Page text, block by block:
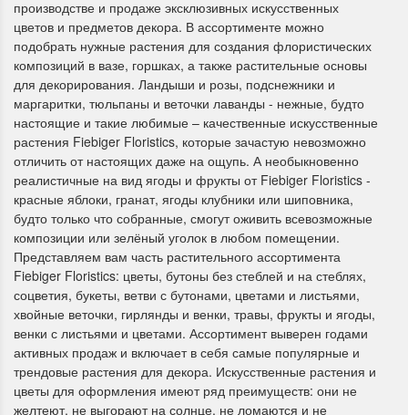
Летние Скидки
!! СКИДКА 20% ‼️ с 1 до 3 июня в
честь первого летнего дня
Чудетство...
ПОДРОБНЕЕ
Анастасия Туманова
1 июня 2024 11:29
Раритеты Дим.
На сайте пополнение
Dimensions
Спешите купить...
ПОДРОБНЕЕ
Анастасия Туманова
22 мая 2024 13:01
производстве и продаже эксклюзивных искусственных
цветов и предметов декора. В ассортименте можно
подобрать нужные растения для создания флористических
композиций в вазе, горшках, а также растительные основы
для декорирования. Ландыши и розы, подснежники и
маргаритки, тюльпаны и веточки лаванды - нежные, будто
настоящие и такие любимые – качественные искусственные
растения Fiebiger Floristics, которые зачастую невозможно
отличить от настоящих даже на ощупь. А необыкновенно
реалистичные на вид ягоды и фрукты от Fiebiger Floristics -
красные яблоки, гранат, ягоды клубники или шиповника,
будто только что собранные, смогут оживить всевозможные
композиции или зелёный уголок в любом помещении.
Представляем вам часть растительного ассортимента
Fiebiger Floristics: цветы, бутоны без стеблей и на стеблях,
соцветия, букеты, ветви с бутонами, цветами и листьями,
хвойные веточки, гирлянды и венки, травы, фрукты и ягоды,
венки с листьями и цветами. Ассортимент выверен годами
активных продаж и включает в себя самые популярные и
трендовые растения для декора. Искусственные растения и
цветы для оформления имеют ряд преимуществ: они не
желтеют, не выгорают на солнце, не ломаются и не